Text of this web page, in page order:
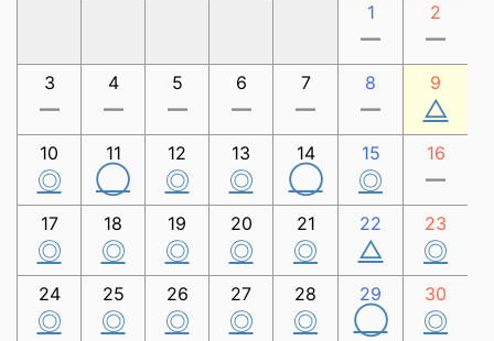
1
ー
2
ー
3
ー
4
ー
5
ー
6
ー
7
ー
8
ー
9
△
10
◎
11
◯
12
◎
13
◎
14
◯
15
◎
16
ー
17
◎
18
◎
19
◎
20
◎
21
◎
22
△
23
◎
24
◎
25
◎
26
◎
27
◎
28
◎
29
◯
30
◎